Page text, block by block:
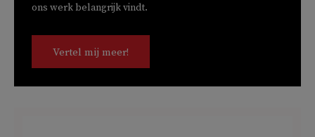
ons werk belangrijk vindt.
Vertel mij meer!